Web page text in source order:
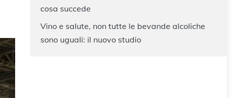
cosa succede
Vino e salute, non tutte le bevande alcoliche
sono uguali: il nuovo studio